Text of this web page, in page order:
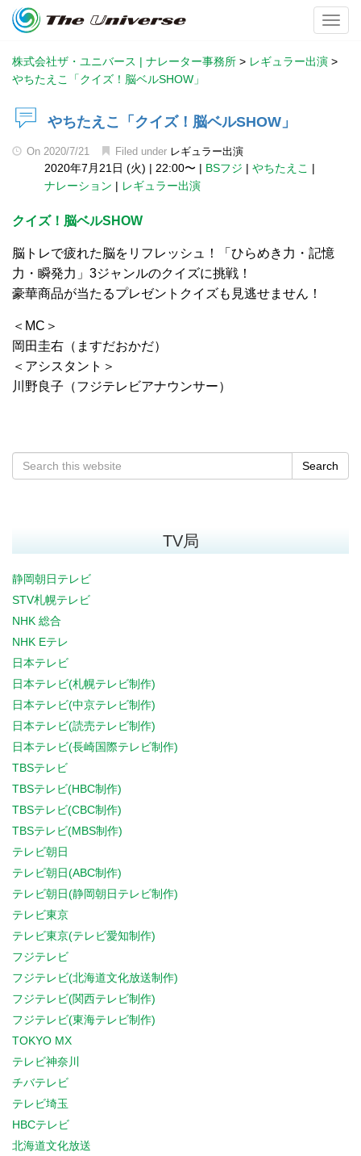
株式会社ザ・ユニバース | ナレーター事務所 > レギュラー出演 >
やちたえこ「クイズ！脳ベルSHOW」
やちたえこ「クイズ！脳ベルSHOW」
On 2020/7/21 Filed under レギュラー出演
2020年7月21日 (火) | 22:00〜 | BSフジ | やちたえこ |
ナレーション | レギュラー出演
クイズ！脳ベルSHOW
脳トレで疲れた脳をリフレッシュ！「ひらめき力・記憶
力・瞬発力」3ジャンルのクイズに挑戦！
豪華商品が当たるプレゼントクイズも見逃せません！
＜MC＞
岡田圭右（ますだおかだ）
＜アシスタント＞
川野良子（フジテレビアナウンサー）
Search
TV局
静岡朝日テレビ
STV札幌テレビ
NHK 総合
NHK Eテレ
日本テレビ
日本テレビ(札幌テレビ制作)
日本テレビ(中京テレビ制作)
日本テレビ(読売テレビ制作)
日本テレビ(長崎国際テレビ制作)
TBSテレビ
TBSテレビ(HBC制作)
TBSテレビ(CBC制作)
TBSテレビ(MBS制作)
テレビ朝日
テレビ朝日(ABC制作)
テレビ朝日(静岡朝日テレビ制作)
テレビ東京
テレビ東京(テレビ愛知制作)
フジテレビ
フジテレビ(北海道文化放送制作)
フジテレビ(関西テレビ制作)
フジテレビ(東海テレビ制作)
TOKYO MX
テレビ神奈川
チバテレビ
テレビ埼玉
HBCテレビ
北海道文化放送